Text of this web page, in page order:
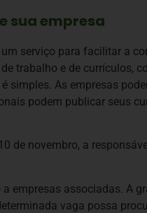
sua empresa
serviço para facilitar a
trabalho e de currículos,
simples. As empresas
podem publicar seus
de novembro, a
empresas associadas. A
vaga possa